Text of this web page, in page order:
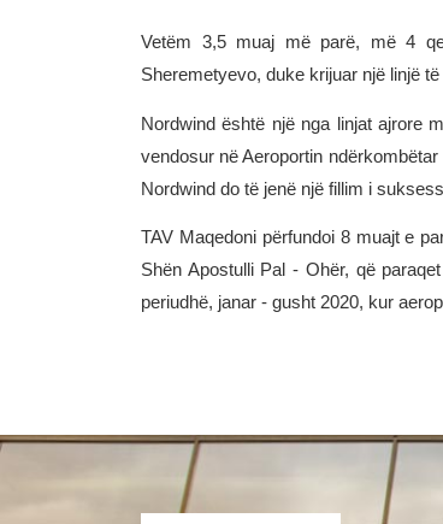
Vetëm 3,5 muaj më parë, më 4
Sheremetyevo, duke krijuar një linjë
Nordwind është një nga linjat ajrore
vendosur në Aeroportin
Nordwind do të jenë një fillim i
TAV Maqedoni përfundoi 8 muajt e
Shën Apostulli Pal - Ohër, që
periudhë, janar - gusht 2020, kur